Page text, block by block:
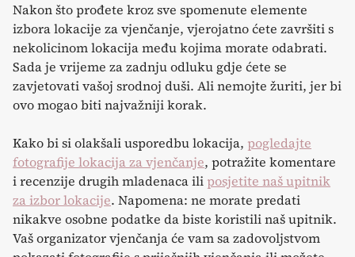
Nakon što prođete kroz sve spomenute elemente
izbora lokacije za vjenčanje, vjerojatno ćete završiti s
nekolicinom lokacija među kojima morate odabrati.
Sada je vrijeme za zadnju odluku gdje ćete se
zavjetovati vašoj srodnoj duši. Ali nemojte žuriti, jer bi
ovo mogao biti najvažniji korak.
Kako bi si olakšali usporedbu lokacija, pogledajte
fotografije lokacija za vjenčanje, potražite komentare
i recenzije drugih mladenaca ili posjetite naš upitnik
za izbor lokacije. Napomena: ne morate predati
nikakve osobne podatke da biste koristili naš upitnik.
Vaš organizator vjenčanja će vam sa zadovoljstvom